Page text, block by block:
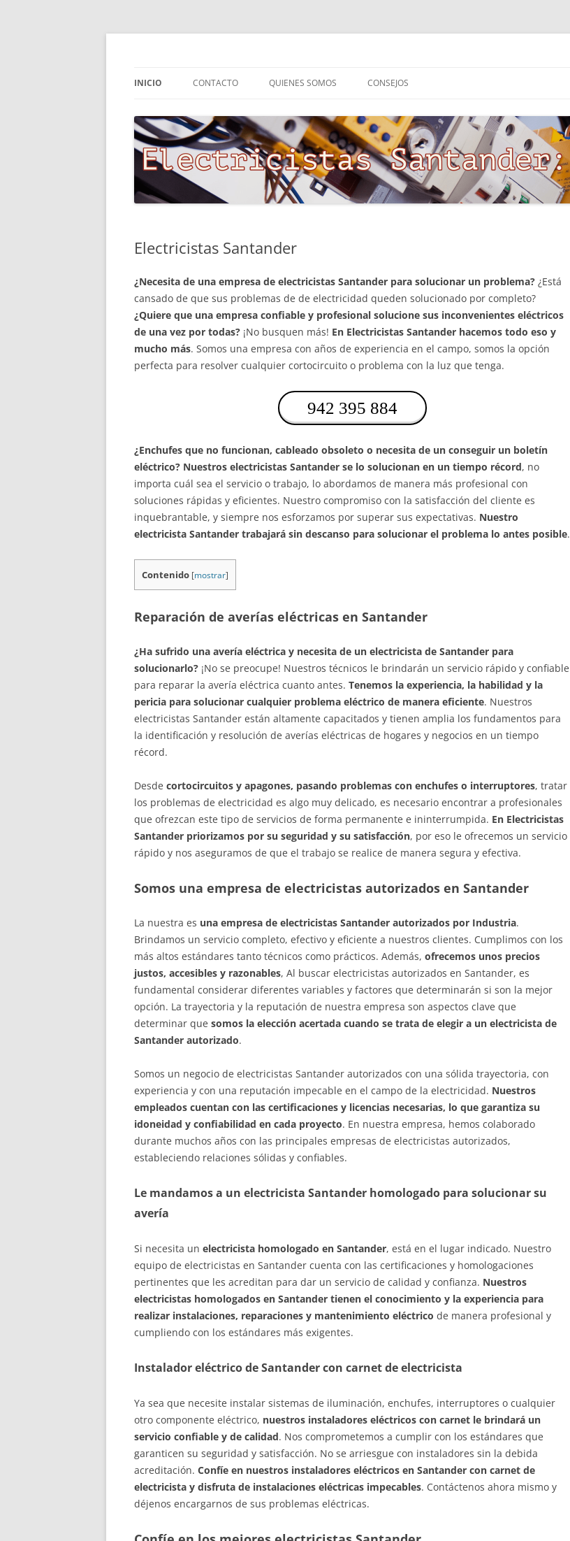
Saltar
INICIO CONTACTO QUIENES SOMOS CONSEJOS
Electricistas Santander
¿Necesita de una empresa de electricistas Santander para solucionar un problema? ¿Está
cansado de que sus problemas de de electricidad queden solucionado por completo?
¿Quiere que una empresa confiable y profesional solucione sus inconvenientes eléctricos
de una vez por todas? ¡No busquen más! En Electricistas Santander hacemos todo eso y
mucho más. Somos una empresa con años de experiencia en el campo, somos la opción
perfecta para resolver cualquier cortocircuito o problema con la luz que tenga.
942 395 884
¿Enchufes que no funcionan, cableado obsoleto o necesita de un conseguir un boletín
eléctrico? Nuestros electricistas Santander se lo solucionan en un tiempo récord, no
importa cuál sea el servicio o trabajo, lo abordamos de manera más profesional con
soluciones rápidas y eficientes. Nuestro compromiso con la satisfacción del cliente es
inquebrantable, y siempre nos esforzamos por superar sus expectativas. Nuestro
electricista Santander trabajará sin descanso para solucionar el problema lo antes posible.
Contenido [mostrar]
Reparación de averías eléctricas en Santander
¿Ha sufrido una avería eléctrica y necesita de un electricista de Santander para
solucionarlo? ¡No se preocupe! Nuestros técnicos le brindarán un servicio rápido y confiable
para reparar la avería eléctrica cuanto antes. Tenemos la experiencia, la habilidad y la
pericia para solucionar cualquier problema eléctrico de manera eficiente. Nuestros
electricistas Santander están altamente capacitados y tienen amplia los fundamentos para
la identificación y resolución de averías eléctricas de hogares y negocios en un tiempo
récord.
Desde cortocircuitos y apagones, pasando problemas con enchufes o interruptores, tratar
los problemas de electricidad es algo muy delicado, es necesario encontrar a profesionales
que ofrezcan este tipo de servicios de forma permanente e ininterrumpida. En Electricistas
Santander priorizamos por su seguridad y su satisfacción, por eso le ofrecemos un servicio
rápido y nos aseguramos de que el trabajo se realice de manera segura y efectiva.
Somos una empresa de electricistas autorizados en Santander
La nuestra es una empresa de electricistas Santander autorizados por Industria.
Brindamos un servicio completo, efectivo y eficiente a nuestros clientes. Cumplimos con los
más altos estándares tanto técnicos como prácticos. Además, ofrecemos unos precios
justos, accesibles y razonables, Al buscar electricistas autorizados en Santander, es
fundamental considerar diferentes variables y factores que determinarán si son la mejor
opción. La trayectoria y la reputación de nuestra empresa son aspectos clave que
determinar que somos la elección acertada cuando se trata de elegir a un electricista de
Santander autorizado.
Somos un negocio de electricistas Santander autorizados con una sólida trayectoria, con
experiencia y con una reputación impecable en el campo de la electricidad. Nuestros
empleados cuentan con las certificaciones y licencias necesarias, lo que garantiza su
idoneidad y confiabilidad en cada proyecto. En nuestra empresa, hemos colaborado
durante muchos años con las principales empresas de electricistas autorizados,
estableciendo relaciones sólidas y confiables.
Le mandamos a un electricista Santander homologado para solucionar su
avería
Si necesita un electricista homologado en Santander, está en el lugar indicado. Nuestro
equipo de electricistas en Santander cuenta con las certificaciones y homologaciones
pertinentes que les acreditan para dar un servicio de calidad y confianza. Nuestros
electricistas homologados en Santander tienen el conocimiento y la experiencia para
realizar instalaciones, reparaciones y mantenimiento eléctrico de manera profesional y
cumpliendo con los estándares más exigentes.
Instalador eléctrico de Santander con carnet de electricista
Ya sea que necesite instalar sistemas de iluminación, enchufes, interruptores o cualquier
otro componente eléctrico, nuestros instaladores eléctricos con carnet le brindará un
servicio confiable y de calidad. Nos comprometemos a cumplir con los estándares que
garanticen su seguridad y satisfacción. No se arriesgue con instaladores sin la debida
acreditación. Confíe en nuestros instaladores eléctricos en Santander con carnet de
electricista y disfruta de instalaciones eléctricas impecables. Contáctenos ahora mismo y
déjenos encargarnos de sus problemas eléctricas.